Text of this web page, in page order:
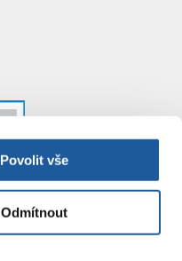
Povolit vše
Odmítnout